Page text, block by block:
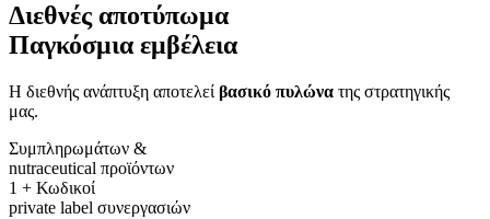
Διεθνές αποτύπωμα
Παγκόσμια εμβέλεια
Η διεθνής ανάπτυξη αποτελεί βασικό πυλώνα της στρατηγικής
μας.
Συμπληρωμάτων &
nutraceutical προϊόντων
1 + Κωδικοί
private label συνεργασιών